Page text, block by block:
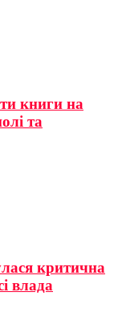
книги на
та
критична
влада